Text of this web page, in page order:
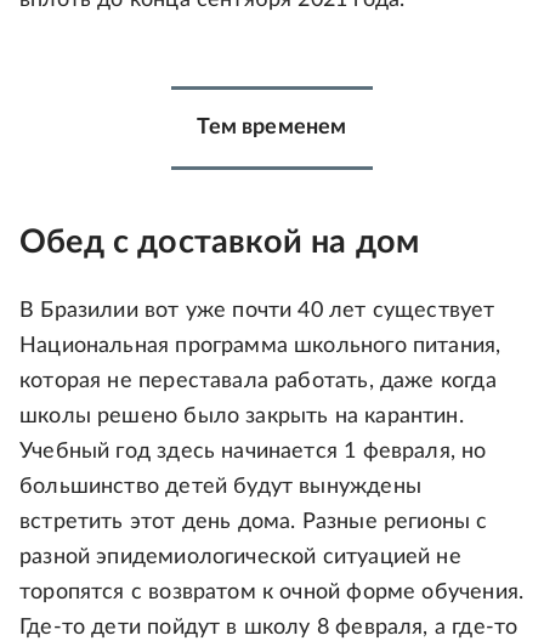
Тем временем
Обед с доставкой на дом
В Бразилии вот уже почти 40 лет существует
Национальная программа школьного питания,
которая не переставала работать, даже когда
школы решено было закрыть на карантин.
Учебный год здесь начинается 1 февраля, но
большинство детей будут вынуждены
встретить этот день дома. Разные регионы с
разной эпидемиологической ситуацией не
торопятся с возвратом к очной форме обучения.
Где-то дети пойдут в школу 8 февраля, а где-то